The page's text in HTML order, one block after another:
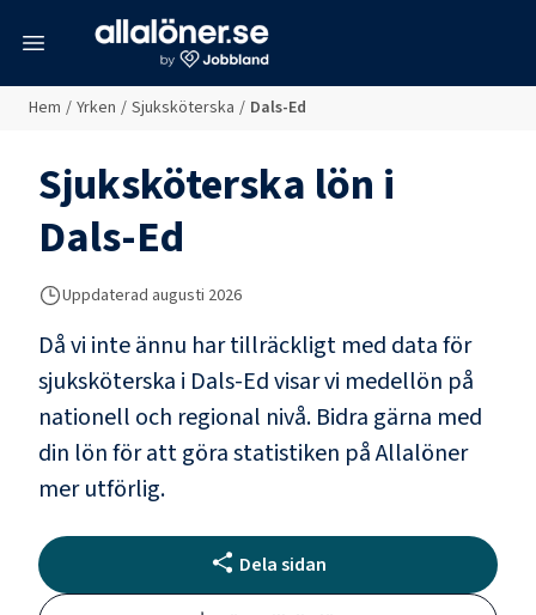
Hem / Yrken / Sjuksköterska / Dals-Ed
Sjuksköterska lön i
Dals-Ed
Uppdaterad augusti 2026
Då vi inte ännu har tillräckligt med data för
sjuksköterska i Dals-Edvisar vi medellön på
nationell och regional nivå. Bidra gärna med
din lön för att göra statistiken på Allalöner
mer utförlig.
Dela sidan